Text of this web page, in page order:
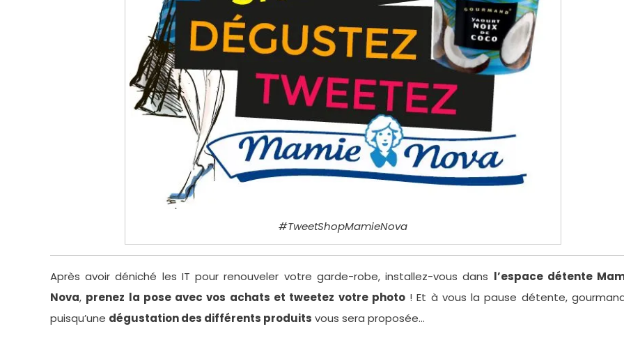
#TweetShopMamieNova
Après avoir déniché les IT pour renouveler votre garde-robe, installez-vous dans l’espace détente
Nova, prenez la pose avec vos achats et tweetez votre photo! Et à vous la pause détente,
puisqu’une dégustation des différents produits vous sera proposée…